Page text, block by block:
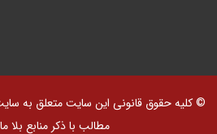
© کلیه حقوق قانونی این سایت متعلق به سایت
مطالب با ذکر منابع بلا